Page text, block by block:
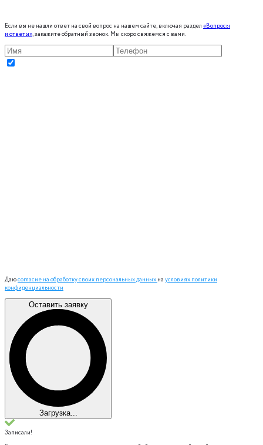
Если вы не нашли ответ на свой вопрос на нашем сайте, включая раздел «Вопросы
и ответы», закажите обратный звонок. Мы скоро свяжемся с вами.
Даюсогласие на обработку своих персональных данныхна условиях политики
конфиденциальности
Оставить заявку
Загрузка...
Записали!